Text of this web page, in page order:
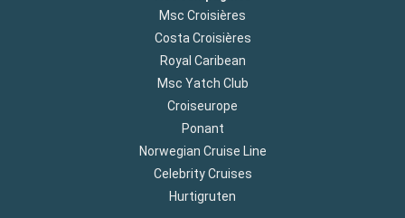
Msc Croisières
Costa Croisières
Royal Caribean
Msc Yatch Club
Croiseurope
Ponant
Norwegian Cruise Line
Celebrity Cruises
Hurtigruten